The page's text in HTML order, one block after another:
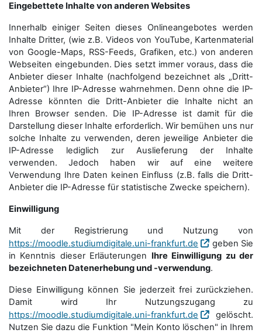
Eingebettete Inhalte von anderen Websites
Innerhalb einiger Seiten dieses Onlineangebotes werden
Inhalte Dritter, (wie z.B. Videos von YouTube, Kartenmaterial
von Google-Maps, RSS-Feeds, Grafiken, etc.) von anderen
Webseiten eingebunden. Dies setzt immer voraus, dass die
Anbieter dieser Inhalte (nachfolgend bezeichnet als „Dritt-
Anbieter“) Ihre IP-Adresse wahrnehmen. Denn ohne die IP-
Adresse könnten die Dritt-Anbieter die Inhalte nicht an
Ihren Browser senden. Die IP-Adresse ist damit für die
Darstellung dieser Inhalte erforderlich. Wir bemühen uns nur
solche Inhalte zu verwenden, deren jeweilige Anbieter die
IP-Adresse lediglich zur Auslieferung der Inhalte
verwenden. Jedoch haben wir auf eine weitere
Verwendung Ihre Daten keinen Einfluss (z.B. falls die Dritt-
Anbieter die IP-Adresse für statistische Zwecke speichern).
Einwilligung
Mit der Registrierung und Nutzung von
https://moodle.studiumdigitale.uni-frankfurt.de
geben Sie
in Kenntnis dieser Erläuterungen Ihre Einwilligung zu der
bezeichneten Datenerhebung und -verwendung.
Diese Einwilligung können Sie jederzeit frei zurückziehen.
Damit wird Ihr Nutzungszugang zu
https://moodle.studiumdigitale.uni-frankfurt.de
gelöscht.
Nutzen Sie dazu die Funktion "Mein Konto löschen" in Ihrem